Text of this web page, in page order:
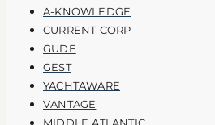
A-KNOWLEDGE
CURRENT CORP
GUDE
GEST
YACHTAWARE
VANTAGE
MIDDLE ATLANTIC